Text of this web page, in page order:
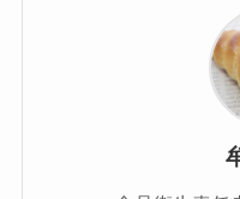
食品衛生責任